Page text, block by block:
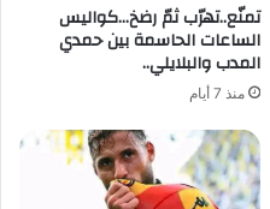
تمنّع..تهرّب ثمّ رضخ…كواليس
الساعات الحاسمة بين حمدي
المدب والبلايلي..
منذ 7 أيام